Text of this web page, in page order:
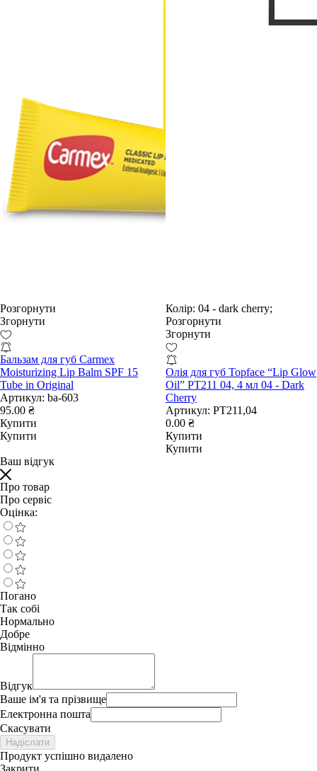
Розгорнути
Згорнути
Бальзам для губ Carmex
Moisturizing Lip Balm SPF 15
Tube in Original
Артикул: ba-603
95.00 ₴
Купити
Купити
Колір: 04 - dark cherry;
Розгорнути
Згорнути
Олія для губ Topface “Lip Glow
Oil” РТ211 04, 4 мл 04 - Dark
Cherry
Артикул: РТ211,04
0.00 ₴
Купити
Купити
Ваш відгук
Про товар
Про сервіс
Оцінка:
Погано
Так собі
Нормально
Добре
Відмінно
Відгук
Ваше ім'я та прізвище
Електронна пошта
Скасувати
Надіслати
Продукт успішно видалено
Закрити